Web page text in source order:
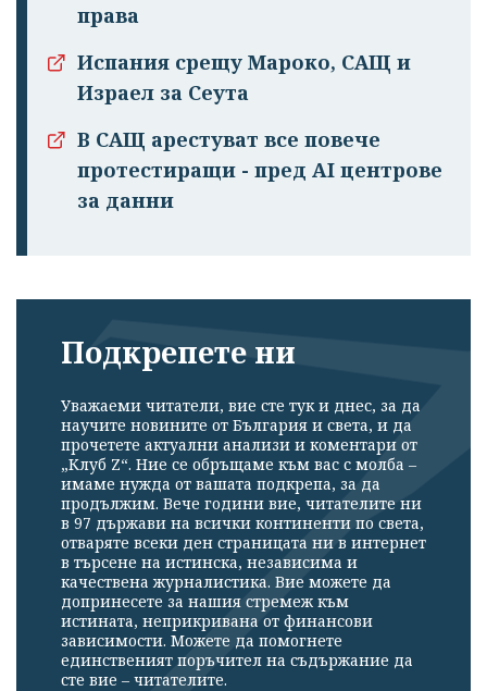
права
Испания срещу Мароко, САЩ и
Израел за Сеута
В САЩ арестуват все повече
протестиращи - пред AI центрове
за данни
Подкрепете ни
Уважаеми читатели, вие сте тук и днес, за да
научите новините от България и света, и да
прочетете актуални анализи и коментари от
„Клуб Z“. Ние се обръщаме към вас с молба –
имаме нужда от вашата подкрепа, за да
продължим. Вече години вие, читателите ни
в 97 държави на всички континенти по света,
отваряте всеки ден страницата ни в интернет
в търсене на истинска, независима и
качествена журналистика. Вие можете да
допринесете за нашия стремеж към
истината, неприкривана от финансови
зависимости. Можете да помогнете
единственият поръчител на съдържание да
сте вие – читателите.